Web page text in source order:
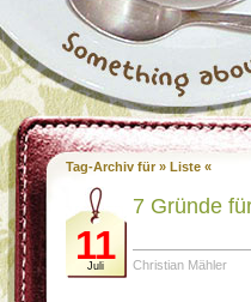
Tag-Archiv für » Liste «
11
Juli
7 Gründe
Christian Mähler